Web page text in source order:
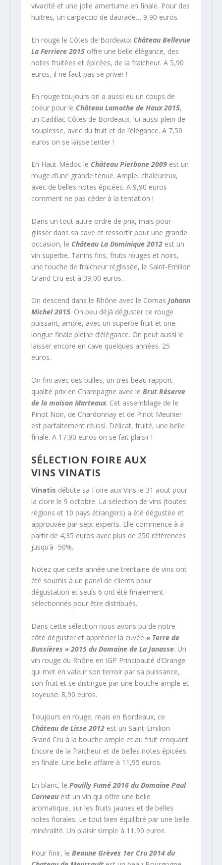
vivacité et une jolie amertume en finale. Pour des
huitres, un carpaccio de daurade… 9,90 euros.
En rouge le Côtes de BordeauxChâteau Bellevue
La Ferriere 2015offre une belle élégance, des
notes fruitées et épicées, de la fraicheur. A 5,90
euros, il ne faut pas se priver !
En rouge toujours on a aussi eu un coups de
coeur pour le Château Lamothe de Haux 2015,
un Cadillac Côtes de Bordeaux, lui aussi plein de
souplesse, avec du fruit et de l’élégance. A 7,50
euros on se laisse tenter !
En Haut-Médoc le Château Pierbone 2009est un
rouge d’une grande tenue. Ample, chaleureux,
avec de belles notes épicées. A 9,90 euros
comment ne pas céder à la tentation !
Dans un tout autre ordre de prix, mais pour
glisser dans sa cave et ressortir pour une grande
occasion, le Château La Dominique 2012est un
vin superbe. Tanins fins, fruits rouges et noirs,
une touche de fraicheur réglissée, le Saint-Emilion
Grand Cru est à 39,00 euros…
On descend dans le Rhône avec le Cornas Johann
Michel 2015. On peu déjà déguster ce rouge
puissant, ample, avec un superbe fruit et une
longue finale pleine d’élégance. On peut aussi le
laisser encore en cave quelques années. 25
euros.
On fini avec des bulles, un très beau rapport
qualité prix en Champagne avec le Brut Réserve
de la maison Marteaux. Cet assemblage de le
Pinot Noir, de Chardonnay et de Pinot Meunier
est parfaitement réussi. Délicat, fruité, une belle
finale. A 17,90 euros on se fait plaisir !
SÉLECTION FOIRE AUX
VINS VINATIS
Vinatis débute sa Foire aux Vins le 31 aout pour
la clore le 9 octobre. La sélection de vins (toutes
régions et 10 pays étrangers) a été dégustée et
approuvée par sept experts. Elle commence à à
partir de 4,35 euros avec plus de 250 références
jusqu’à -50%.
Notez que cette année une trentaine de vins ont
été soumis à un panel de clients pour
dégustation et seuls 6 ont été finalement
sélectionnés pour être distribués.
Dans cette sélection nous avons pu de notre
côté déguster et apprécier la cuvée « Terre de
Bussières » 2015 du Domaine de La Janasse. Un
vin rouge du Rhône en IGP Principauté d’Orange
qui met en valeur son terroir par sa puissance,
son fruit et se distingue par une bouche ample et
soyeuse. 8,90 euros.
Toujours en rouge, mais en Bordeaux, ce
Château de Lisse 2012est un Saint-Emilion
Grand Cru à la bouche ample et au fruit croquant.
Encore de la fraicheur et de belles notes épicées
en finale. Une belle affaire à 11,95 euros.
En blanc, le Pouilly Fumé 2016 du Domaine Paul
Corneauest un vin qui offre une belle
aromatique, sur les fruits jaunes et de belles
notes florales. Le tout bien équilibré par une belle
minéralité. Un plaisir simple à 11,90 euros.
Pour finir, le Beaune Grèves 1er Cru 2014 du